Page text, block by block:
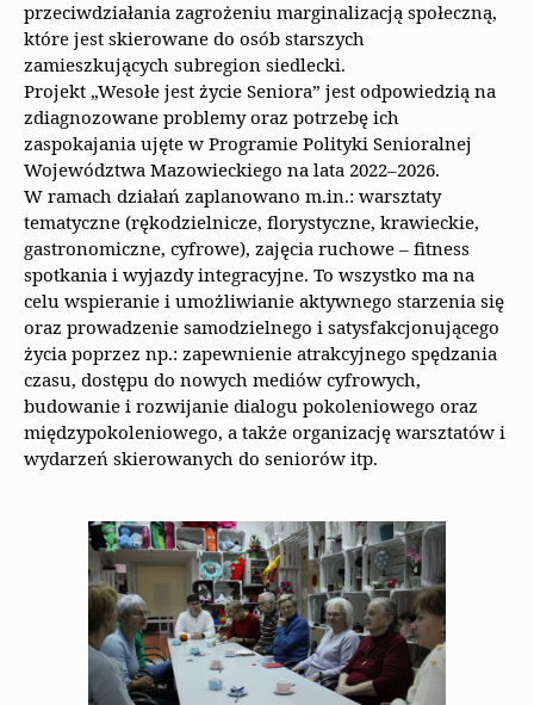
przeciwdziałania zagrożeniu marginalizacją społeczną,
które jest skierowane do osób starszych
zamieszkujących subregion siedlecki.
Projekt „Wesołe jest życie Seniora” jest odpowiedzią na
zdiagnozowane problemy oraz potrzebę ich
zaspokajania ujęte w Programie Polityki Senioralnej
Województwa Mazowieckiego na lata 2022–2026.
W ramach działań zaplanowano m.in.: warsztaty
tematyczne (rękodzielnicze, florystyczne, krawieckie,
gastronomiczne, cyfrowe), zajęcia ruchowe – fitness
spotkania i wyjazdy integracyjne. To wszystko ma na
celu wspieranie i umożliwianie aktywnego starzenia się
oraz prowadzenie samodzielnego i satysfakcjonującego
życia poprzez np.: zapewnienie atrakcyjnego spędzania
czasu, dostępu do nowych mediów cyfrowych,
budowanie i rozwijanie dialogu pokoleniowego oraz
międzypokoleniowego, a także organizację warsztatów i
wydarzeń skierowanych do seniorów itp.